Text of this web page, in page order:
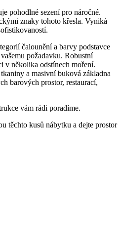
pohodlné sezení pro náročné.
znaky tohoto křesla. Vyniká
čalounění a barvy podstavce
požadavku. Robustní
v několika odstínech moření.
a masivní buková základna
barových prostor, restaurací,
vám rádi poradíme.
těchto kusů nábytku a dejte prostor